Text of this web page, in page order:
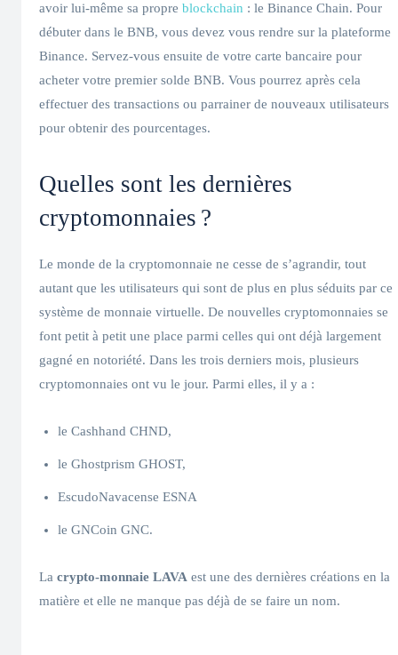
avoir lui-même sa propre blockchain : le Binance Chain. Pour
débuter dans le BNB, vous devez vous rendre sur la plateforme
Binance. Servez-vous ensuite de votre carte bancaire pour
acheter votre premier solde BNB. Vous pourrez après cela
effectuer des transactions ou parrainer de nouveaux utilisateurs
pour obtenir des pourcentages.
Quelles sont les dernières
cryptomonnaies ?
Le monde de la cryptomonnaie ne cesse de s’agrandir, tout
autant que les utilisateurs qui sont de plus en plus séduits par ce
système de monnaie virtuelle. De nouvelles cryptomonnaies se
font petit à petit une place parmi celles qui ont déjà largement
gagné en notoriété. Dans les trois derniers mois, plusieurs
cryptomonnaies ont vu le jour. Parmi elles, il y a :
le Cashhand CHND,
le Ghostprism GHOST,
EscudoNavacense ESNA
le GNCoin GNC.
La crypto-monnaie LAVA est une des dernières créations en la
matière et elle ne manque pas déjà de se faire un nom.